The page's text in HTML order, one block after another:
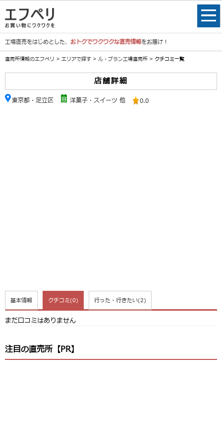
工場直売をはじめとした、 おトクでワクワクな直売情報をお届け！
直売所情報のエフペリ > エリアで探す > ル・ブラン工場直売所 > クチコミ一覧
店舗詳細
東京都・足立区 洋菓子・スイーツ 他 0.0
基本情報 クチコミ(0) 行った・行きたい(2)
まだ口コミはありません
注目の直売所【PR】